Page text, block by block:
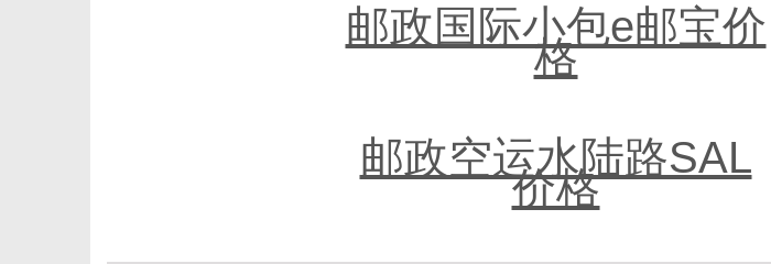
邮政国际小包e邮宝价
格
邮政空运水陆路SAL
价格